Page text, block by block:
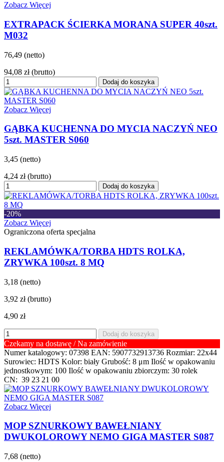
Zobacz Więcej
EXTRAPACK ŚCIERKA MORANA SUPER 40szt.
M032
76,49 (netto)
94,08 zł (brutto)
Dodaj do koszyka
Zobacz Więcej
GĄBKA KUCHENNA DO MYCIA NACZYŃ NEO
5szt. MASTER S060
3,45 (netto)
4,24 zł (brutto)
Dodaj do koszyka
-20%
Zobacz Więcej
Ograniczona oferta specjalna
REKLAMÓWKA/TORBA HDTS ROLKA,
ZRYWKA 100szt. 8 MQ
3,18 (netto)
3,92 zł (brutto)
4,90 zł
Dodaj do koszyka
Czekamy na dostawę / Na zamówienie
Numer katalogowy: 07398 EAN: 5907732913736 Rozmiar: 22x44
Surowiec: HDTS Kolor: biały Grubość: 8 μm Ilość w opakowaniu
jednostkowym: 100 Ilość w opakowaniu zbiorczym: 30 rolek
CN: 39 23 21 00
Zobacz Więcej
MOP SZNURKOWY BAWEŁNIANY
DWUKOLOROWY NEMO GIGA MASTER S087
7,68 (netto)